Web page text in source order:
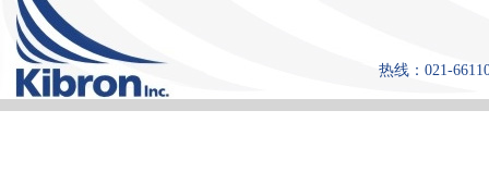
热线：021-
首 页 产品中心 张力仪